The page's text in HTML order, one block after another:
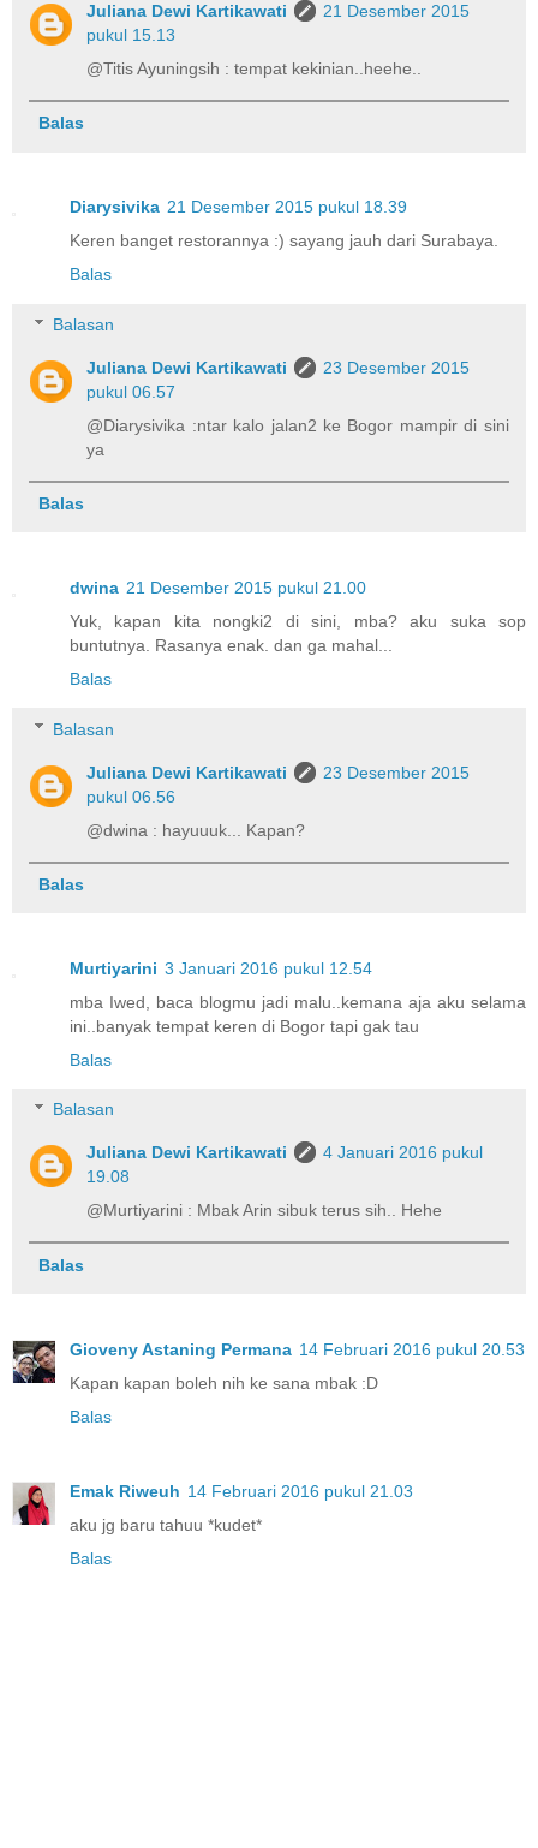
Juliana Dewi Kartikawati
21 Desember 2015
pukul 15.13
@Titis Ayuningsih : tempat kekinian..heehe..
Balas
Diarysivika 21 Desember 2015 pukul 18.39
Keren banget restorannya :) sayang jauh dari Surabaya.
Balas
Balasan
Juliana Dewi Kartikawati
23 Desember 2015
pukul 06.57
@Diarysivika :ntar kalo jalan2 ke Bogor mampir di sini
ya
Balas
dwina 21 Desember 2015 pukul 21.00
Yuk, kapan kita nongki2 di sini, mba? aku suka sop
buntutnya. Rasanya enak. dan ga mahal...
Balas
Balasan
Juliana Dewi Kartikawati
23 Desember 2015
pukul 06.56
@dwina : hayuuuk... Kapan?
Balas
Murtiyarini 3 Januari 2016 pukul 12.54
mba Iwed, baca blogmu jadi malu..kemana aja aku selama
ini..banyak tempat keren di Bogor tapi gak tau
Balas
Balasan
Juliana Dewi Kartikawati
4 Januari 2016 pukul
19.08
@Murtiyarini : Mbak Arin sibuk terus sih.. Hehe
Balas
Gioveny Astaning Permana 14 Februari 2016 pukul 20.53
Kapan kapan boleh nih ke sana mbak :D
Balas
Emak Riweuh 14 Februari 2016 pukul 21.03
aku jg baru tahuu *kudet*
Balas